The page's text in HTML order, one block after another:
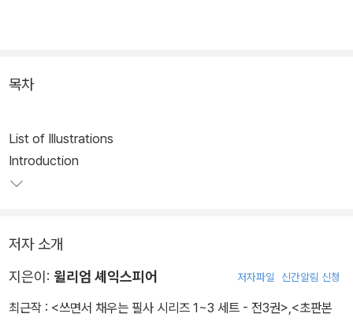
목차
List of Illustrations
Introduction
저자 소개
지은이: 윌리엄 셰익스피어 저자파일 신간알림 신청
최근작 : <쓰면서 채우는 필사 시리즈 1~3 세트 - 전3권>,<초판본